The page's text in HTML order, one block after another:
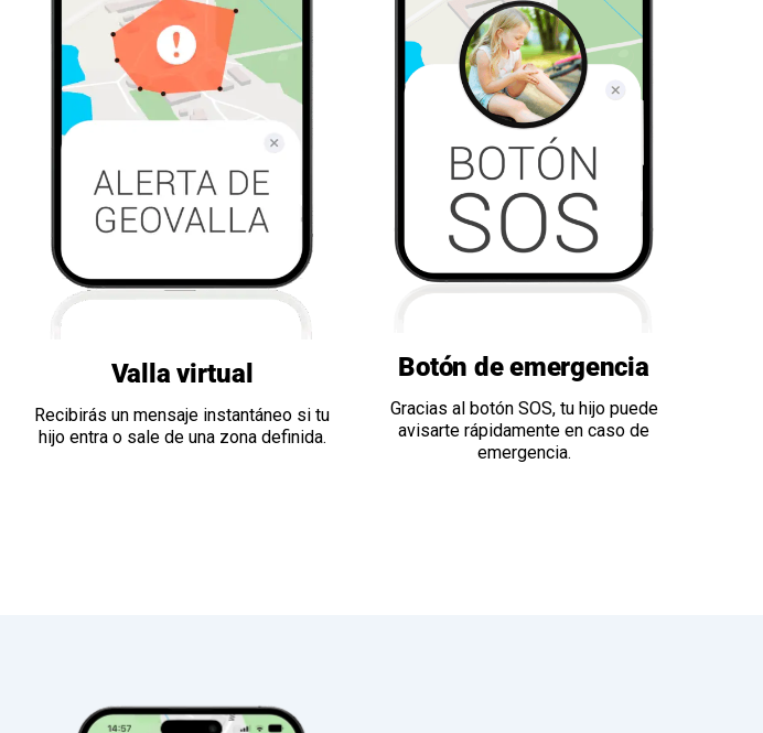
Valla virtual
Recibirás un mensaje instantáneo si tu
hijo entra o sale de una zona definida.
Botón de emergencia
Gracias al botón SOS, tu hijo puede
avisarte rápidamente en caso de
emergencia.